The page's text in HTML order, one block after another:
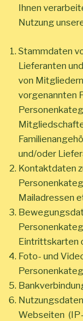
Ihnen
Nutzung
Stammdaten
Lieferanten
von
vorgenannten
und/oder
Kontaktdaten
Mailadressen
Eintrittskarten
Foto- und
Webseiten